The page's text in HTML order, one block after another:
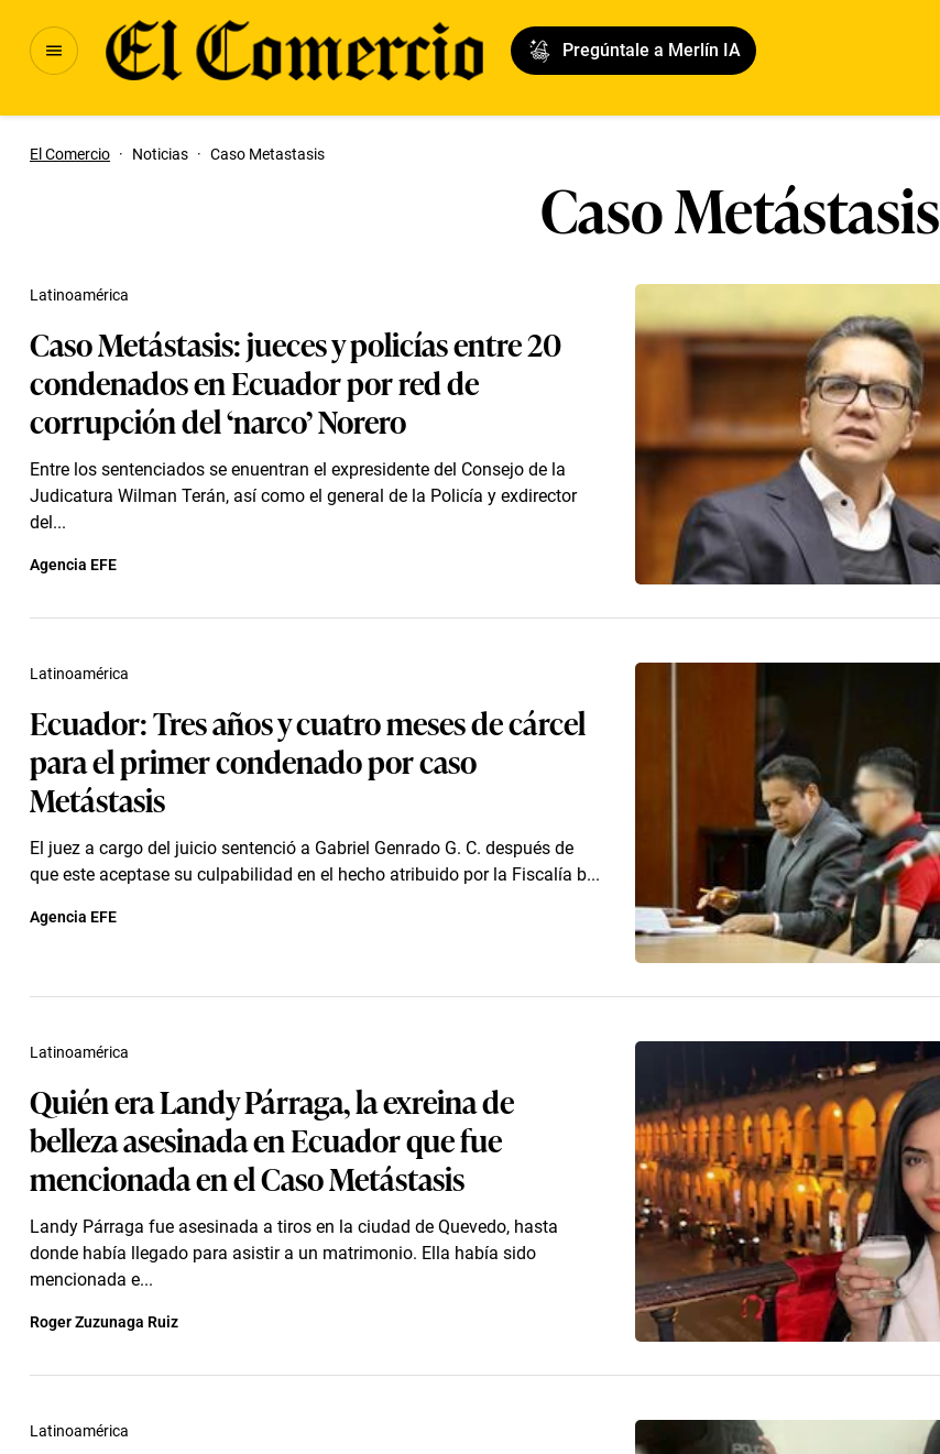
Pregúntale a Merlín IA
El Comercio · Noticias · Caso Metastasis
Caso Metástasis
Caso Metástasis: jueces y policías entre 20
condenados en Ecuador por red de
corrupción del ‘narco’ Norero
Entre los sentenciados se enuentran el expresidente del Consejo de la
Judicatura Wilman Terán, así como el general de la Policía y exdirector
del...
Latinoamérica
Agencia EFE
Ecuador: Tres años y cuatro meses de cárcel
para el primer condenado por caso
Metástasis
El juez a cargo del juicio sentenció a Gabriel Genrado G. C. después de
que este aceptase su culpabilidad en el hecho atribuido por la Fiscalía b...
Latinoamérica
Agencia EFE
Quién era Landy Párraga, la exreina de
belleza asesinada en Ecuador que fue
mencionada en el Caso Metástasis
Landy Párraga fue asesinada a tiros en la ciudad de Quevedo, hasta
donde había llegado para asistir a un matrimonio. Ella había sido
mencionada e...
Latinoamérica
Roger Zuzunaga Ruiz
Latinoamérica